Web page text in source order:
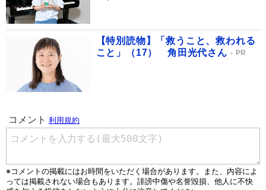
【特別読物】「救うこと、救われる
こと」（17） 角田光代さん
PR